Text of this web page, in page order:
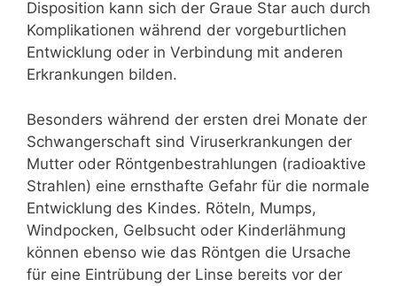
Disposition kann sich der Graue Star auch durch
Komplikationen während der vorgeburtlichen
Entwicklung oder in Verbindung mit anderen
Erkrankungen bilden.
Besonders während der ersten drei Monate der
Schwangerschaft sind Viruserkrankungen der
Mutter oder Röntgenbestrahlungen (radioaktive
Strahlen) eine ernsthafte Gefahr für die normale
Entwicklung des Kindes. Röteln, Mumps,
Windpocken, Gelbsucht oder Kinderlähmung
können ebenso wie das Röntgen die Ursache
für eine Eintrübung der Linse bereits vor der